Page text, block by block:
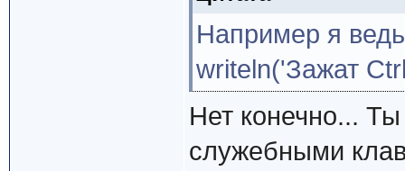
Например я
writeln('Зажат
Нет конечно...
служебными